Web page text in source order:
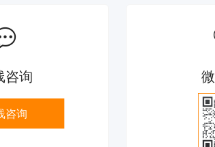
咨询
咨询